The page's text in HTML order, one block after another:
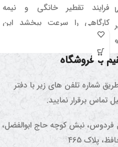
فرایند تقطیر خانگی و نیمه
کارگاهی را سرعت ببخشد این
دستگاه کندانسور تقطیر برقی یک
وسیله جانبی بسیار ضروری برای
دستگا های گلاب گیری خانگی و
نیمه کارگاهی می باشد.
با فروشگاه
طریق شماره تلفن های زیر با دفتر
تماس برقرار نمایید.
فردوس، نبش کوچه حاج ابوالفضل،
پلاک 465